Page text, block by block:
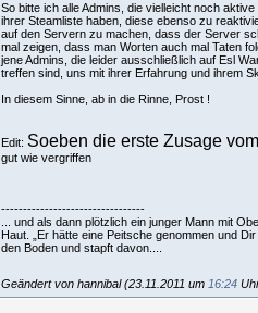
So bitte ich alle Admins, die vielleicht noch
ihrer Steamliste haben, diese ebenso zu
auf den Servern zu machen, dass der Server
mal zeigen, dass man Worten auch mal Taten
jene Admins, die leider ausschließlich auf Esl
treffen sind, uns mit ihrer Erfahrung und ihrem
In diesem Sinne, ab in die Rinne, Prost !
Edit: Soeben die erste Zusage
gut wie vergriffen
---------------------------------
... und als dann plötzlich ein junger Mann mit
Haut. „Er hätte eine Peitsche genommen und
den Boden und stapft davon....
Geändert von hannibal (23.11.2011 um 16:24